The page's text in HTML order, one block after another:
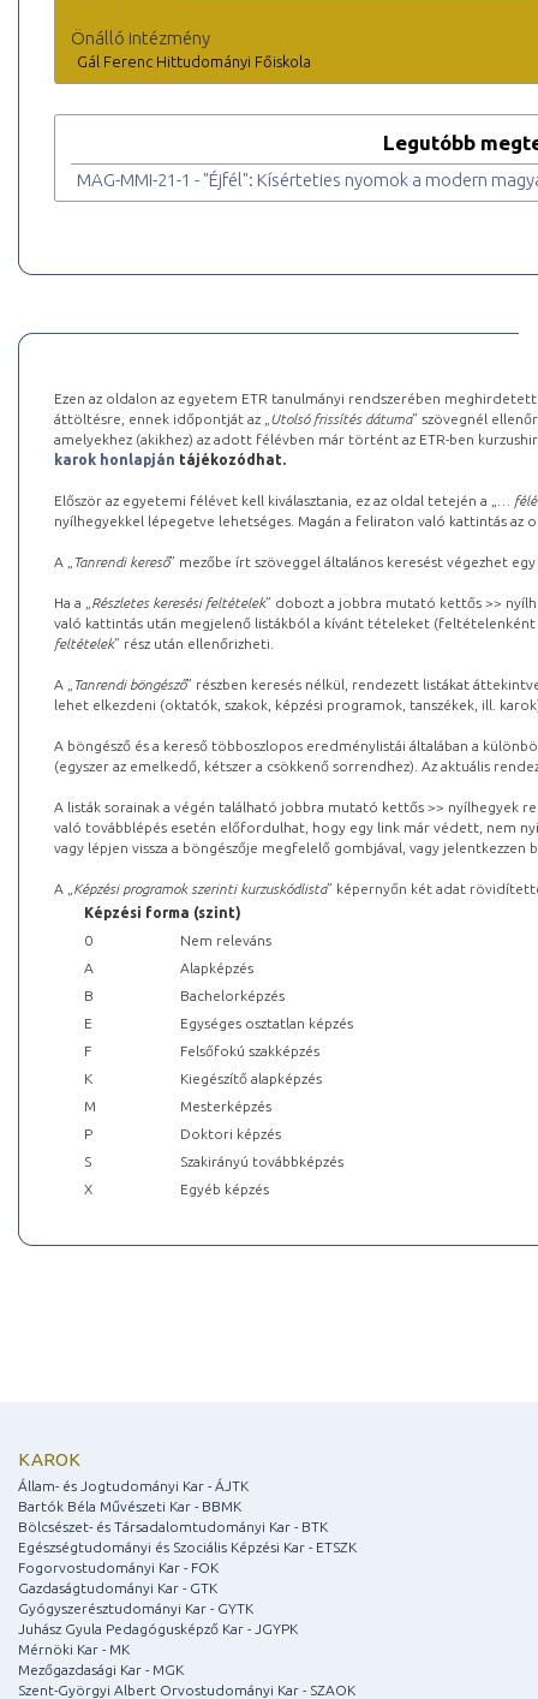
Önálló intézmény
Gál Ferenc Hittudományi Főiskola
Legutóbb
MAG-MMI-21-1 - "Éjfél": Kísérteties nyomok a modern
Ezen az oldalon az egyetem ETR tanulmányi rendszerében
áttöltésre, ennek időpontját az „ Utolsó frissítés dátuma” szövegnél
amelyekhez (akikhez) az adott félévben már történt az ETR-ben
karok honlapján tájékozódhat.
Először az egyetemi félévet kell kiválasztania, ez az oldal tetején a „
…
nyílhegyekkel lépegetve lehetséges. Magán a feliraton való kattintás az
A „ Tanrendi kereső” mezőbe írt szöveggel általános keresést végezhet
Ha a „ Részletes keresési feltételek” dobozt a jobbra mutató kettős >>
való kattintás után megjelenő listákból a kívánt tételeket (feltételenként
feltételek” rész után ellenőrizheti.
A „ Tanrendi böngésző” részben keresés nélkül, rendezett listákat
lehet elkezdeni (oktatók, szakok, képzési programok, tanszékek, ill.
A böngésző és a kereső többoszlopos eredménylistái általában a
(egyszer az emelkedő, kétszer a csökkenő sorrendhez). Az aktuális
A listák sorainak a végén található jobbra mutató kettős >> nyílhegyek
való továbblépés esetén előfordulhat, hogy egy link már védett, nem
vagy lépjen vissza a böngészője megfelelő gombjával, vagy
A „ Képzési programok szerinti kurzuskódlista” képernyőn két adat
Képzési forma (szint)
0
Nem releváns
A
Alapképzés
B
Bachelorképzés
E
Egységes osztatlan képzés
F
Felsőfokú szakképzés
K
Kiegészítő alapképzés
M
Mesterképzés
P
Doktori képzés
S
Szakirányú továbbképzés
X
Egyéb képzés
KAROK
Állam- és Jogtudományi Kar - ÁJTK
Bartók Béla Művészeti Kar - BBMK
Bölcsészet- és Társadalomtudományi Kar - BTK
Egészségtudományi és Szociális Képzési Kar - ETSZK
Fogorvostudományi Kar - FOK
Gazdaságtudományi Kar - GTK
Gyógyszerésztudományi Kar - GYTK
Juhász Gyula Pedagógusképző Kar - JGYPK
Mérnöki Kar - MK
Mezőgazdasági Kar - MGK
Szent-Györgyi Albert Orvostudományi Kar - SZAOK